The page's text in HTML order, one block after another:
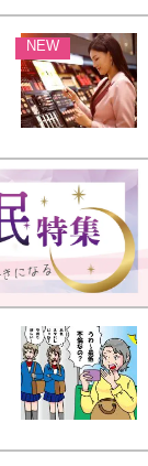
NEW